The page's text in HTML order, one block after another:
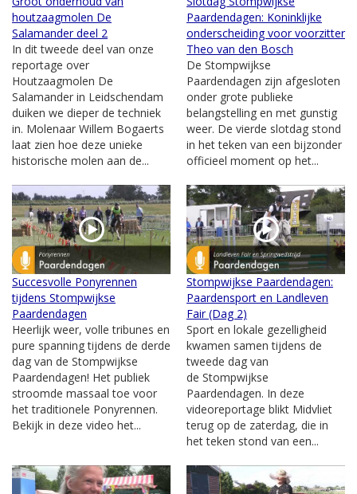
houtzaagmolen De
Salamander deel 2
In dit tweede deel van onze
reportage over
Houtzaagmolen De
Salamander in Leidschendam
duiken we dieper de techniek
in. Molenaar Willem Bogaerts
laat zien hoe deze unieke
historische molen aan de...
Paardendagen: Koninklijke
onderscheiding voor voorzitter
Theo van den Bosch
De Stompwijkse
Paardendagen zijn afgesloten
onder grote publieke
belangstelling en met gunstig
weer. De vierde slotdag stond
in het teken van een bijzonder
officieel moment op het...
Succesvolle Ponyrennen
tijdens Stompwijkse
Paardendagen
Heerlijk weer, volle tribunes en
pure spanning tijdens de derde
dag van de Stompwijkse
Paardendagen! Het publiek
stroomde massaal toe voor
het traditionele Ponyrennen.
Bekijk in deze video het...
Stompwijkse Paardendagen:
Paardensport en Landleven
Fair (Dag 2)
Sport en lokale gezelligheid
kwamen samen tijdens de
tweede dag van
de Stompwijkse
Paardendagen. In deze
videoreportage blikt Midvliet
terug op de zaterdag, die in
het teken stond van een...